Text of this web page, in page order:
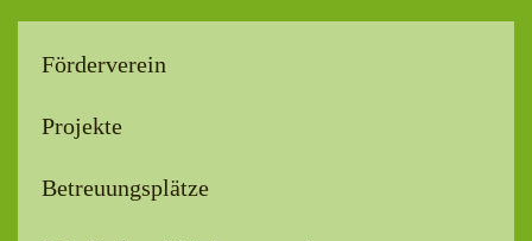
Förderverein
Projekte
Betreuungsplätze